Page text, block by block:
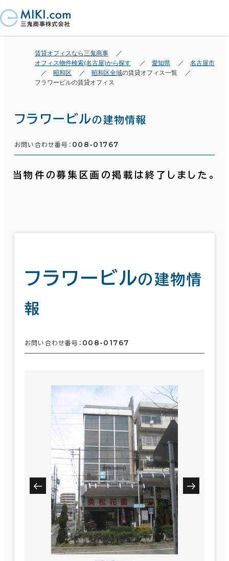
賃貸オフィスなら三鬼商事
オフィス物件検索(名古屋)から探す
愛知県
名古屋市
昭和区
昭和区全域の賃貸オフィス一覧
フラワービルの賃貸オフィス
フラワービルの建物情報
お問い合わせ番号： 008-01767
当物件の募集区画の掲載は終了しました。
フラワービルの建物情
報
お問い合わせ番号： 008-01767